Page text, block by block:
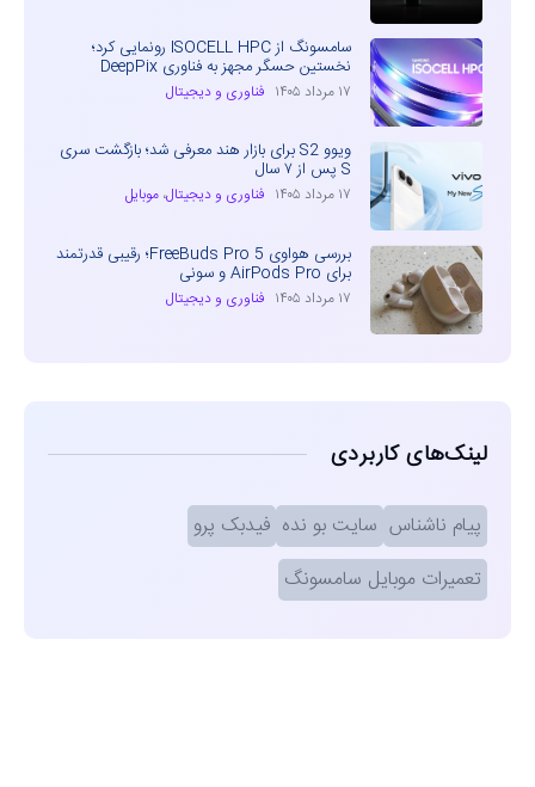
سامسونگ از ISOCELL HPC رونمایی کرد؛
نخستین حسگر مجهز به فناوری DeepPix
۱۷ مرداد ۱۴۰۵ فناوری و دیجیتال
ویوو S2 برای بازار هند معرفی شد؛ بازگشت سری
S پس از ۷ سال
۱۷ مرداد ۱۴۰۵ فناوری و دیجیتال، موبایل
بررسی هواوی FreeBuds Pro 5؛ رقیبی قدرتمند
برای AirPods Pro و سونی
۱۷ مرداد ۱۴۰۵ فناوری و دیجیتال
لینک‌های کاربردی
پیام ناشناس سایت بو نده فیدبک پرو
تعمیرات موبایل سامسونگ